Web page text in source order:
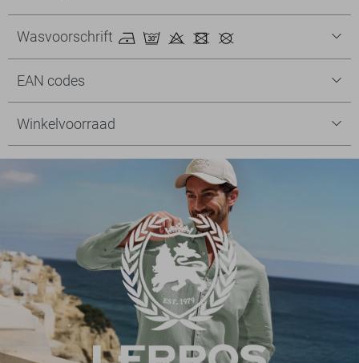
Wasvoorschrift
EAN codes
Winkelvoorraad